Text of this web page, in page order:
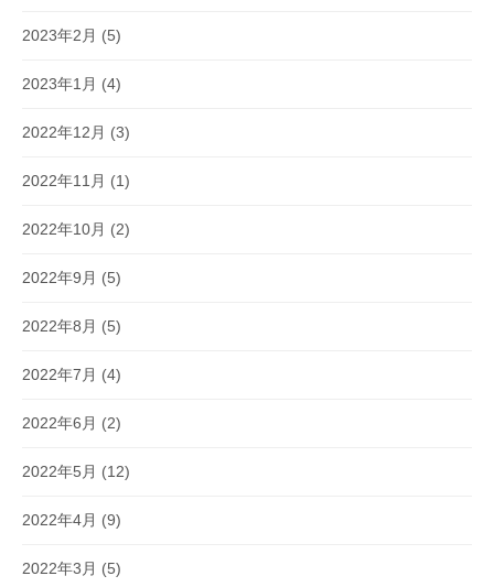
2023年2月 (5)
2023年1月 (4)
2022年12月 (3)
2022年11月 (1)
2022年10月 (2)
2022年9月 (5)
2022年8月 (5)
2022年7月 (4)
2022年6月 (2)
2022年5月 (12)
2022年4月 (9)
2022年3月 (5)